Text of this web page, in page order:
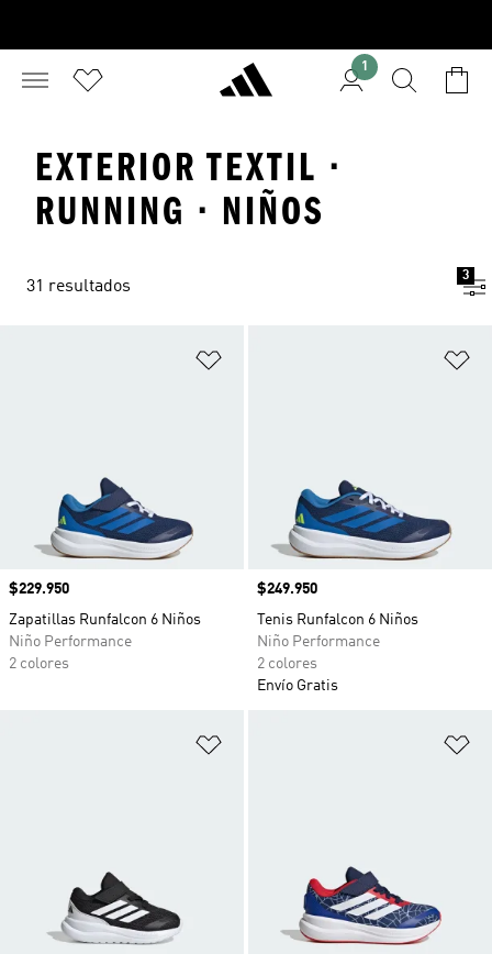
1
EXTERIOR TEXTIL ·
RUNNING · NIÑOS
31 resultados
3
Precio
$229.950
Zapatillas Runfalcon 6 Niños
Niño Performance
2 colores
Precio
$249.950
Tenis Runfalcon 6 Niños
Niño Performance
2 colores
Envío Gratis